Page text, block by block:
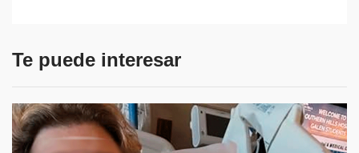
Te puede interesar